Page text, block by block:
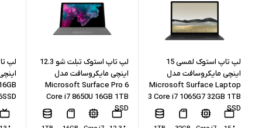
16GB
حافظه داخلی 512GB
نوع حافظه داخلی SSD
پردازنده گرافیکی Intel Iris Xe Graphics
لپ تاپ استوک لمسی 15
اینچی مایکروسافت مدل
Microsoft Surface Laptop
3 Core i7 1065G7 32GB 1TB
SSD
لپ تاپ استوک تبلت شو 12.3
اینچی مایکروسافت مدل
Microsoft Surface Pro 6
Core i7 8650U 16GB 1TB
SSD